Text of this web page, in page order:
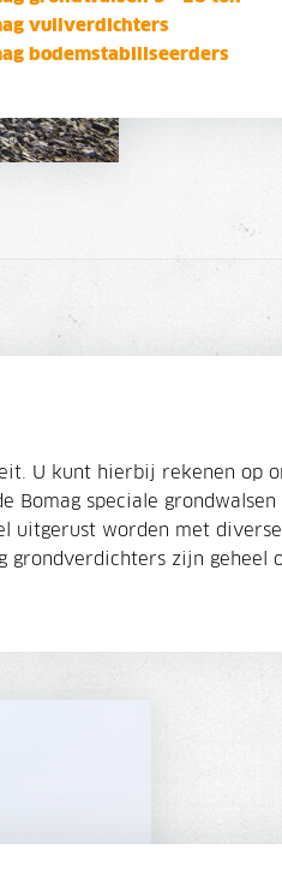
vuilverdichters
bodemstabiliseerders
U kunt hierbij rekenen op
speciale
uitgerust worden met
zijn